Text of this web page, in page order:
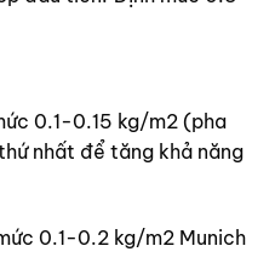
0.1-0.15 kg/m2 (pha
nhất để tăng khả năng
0.1-0.2 kg/m2 Munich